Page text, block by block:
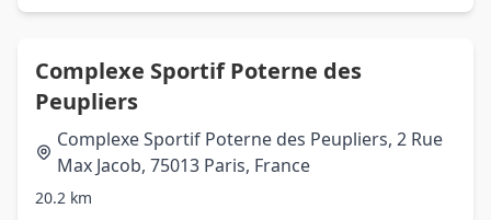
Complexe Sportif Poterne des
Peupliers
Complexe Sportif Poterne des Peupliers, 2 Rue
Max Jacob, 75013 Paris, France
20.2 km